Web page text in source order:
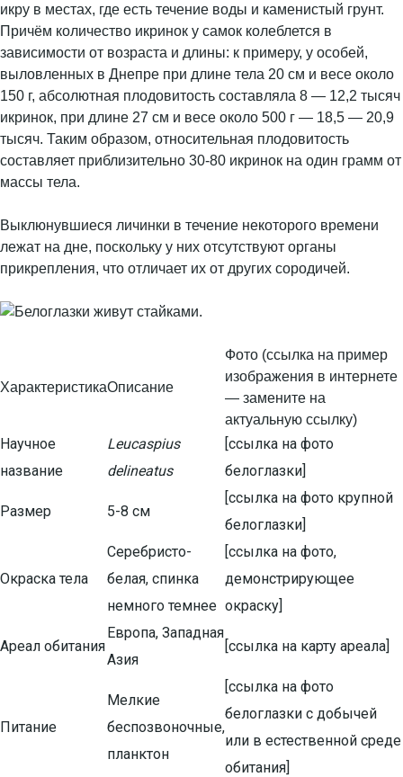
икру в местах, где есть течение воды и каменистый грунт.
Причём количество икринок у самок колеблется в
зависимости от возраста и длины: к примеру, у особей,
выловленных в Днепре при длине тела 20 см и весе около
150 г, абсолютная плодовитость составляла 8 — 12,2 тысяч
икринок, при длине 27 см и весе около 500 г — 18,5 — 20,9
тысяч. Таким образом, относительная плодовитость
составляет приблизительно 30-80 икринок на один грамм от
массы тела.
Выклюнувшиеся личинки в течение некоторого времени
лежат на дне, поскольку у них отсутствуют органы
прикрепления, что отличает их от других сородичей.
ХарактеристикаОписание
Фото (ссылка на пример
изображения в интернете
— замените на
актуальную ссылку)
Научное
название
Leucaspius
delineatus
[ссылка на фото
белоглазки]
Размер 5-8 см
[ссылка на фото крупной
белоглазки]
Окраска тела
Серебристо-
белая, спинка
немного темнее
[ссылка на фото,
демонстрирующее
окраску]
Ареал обитания
Европа, Западная
Азия
[ссылка на карту ареала]
Питание
Мелкие
беспозвоночные,
планктон
[ссылка на фото
белоглазки с добычей
или в естественной среде
обитания]